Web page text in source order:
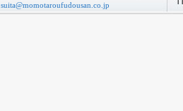
suita@momotaroufudousan.co.jp